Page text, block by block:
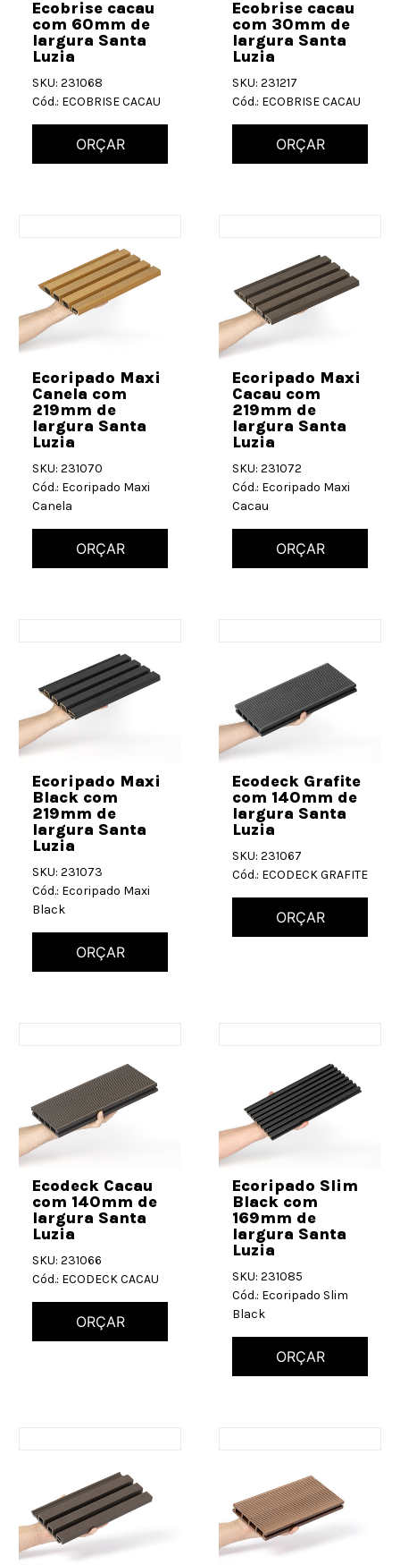
Ecobrise cacau
com 60mm de
largura Santa
Luzia
SKU: 231068
Cód.: ECOBRISE CACAU
ORÇAR
Ecobrise cacau
com 30mm de
largura Santa
Luzia
SKU: 231217
Cód.: ECOBRISE CACAU
ORÇAR
Ecoripado Maxi
Canela com
219mm de
largura Santa
Luzia
SKU: 231070
Cód.: Ecoripado Maxi
Canela
ORÇAR
Ecoripado Maxi
Cacau com
219mm de
largura Santa
Luzia
SKU: 231072
Cód.: Ecoripado Maxi
Cacau
ORÇAR
Ecoripado Maxi
Black com
219mm de
largura Santa
Luzia
SKU: 231073
Cód.: Ecoripado Maxi
Black
ORÇAR
Ecodeck Grafite
com 140mm de
largura Santa
Luzia
SKU: 231067
Cód.: ECODECK GRAFITE
ORÇAR
Ecodeck Cacau
com 140mm de
largura Santa
Luzia
SKU: 231066
Cód.: ECODECK CACAU
ORÇAR
Ecoripado Slim
Black com
169mm de
largura Santa
Luzia
SKU: 231085
Cód.: Ecoripado Slim
Black
ORÇAR